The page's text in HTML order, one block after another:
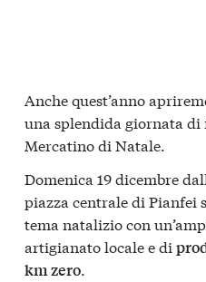
Anche quest’anno
una splendida giornata di
Mercatino di Natale.
Domenica 19 dicembre
piazza centrale di Pianfei
tema natalizio con
artigianato locale e di
km zero.